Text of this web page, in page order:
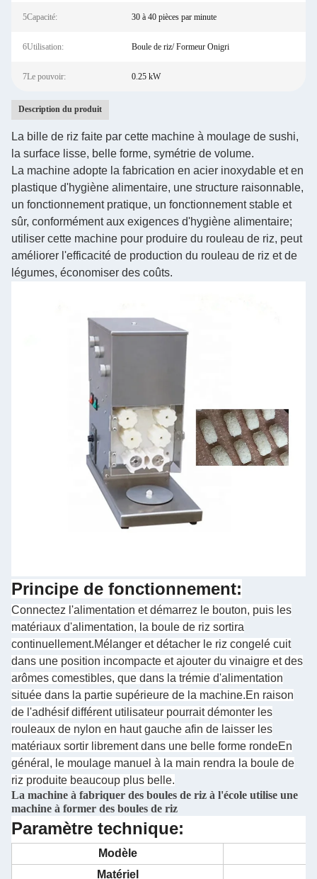
5Capacité: 30 à 40 pièces par minute
6Utilisation: Boule de riz/ Formeur Onigri
7Le pouvoir: 0.25 kW
Description du produit
La bille de riz faite par cette machine à moulage de sushi,
la surface lisse, belle forme, symétrie de volume.
La machine adopte la fabrication en acier inoxydable et en
plastique d'hygiène alimentaire, une structure raisonnable,
un fonctionnement pratique, un fonctionnement stable et
sûr, conformément aux exigences d'hygiène alimentaire;
utiliser cette machine pour produire du rouleau de riz, peut
améliorer l'efficacité de production du rouleau de riz et de
légumes, économiser des coûts.
Principe de fonctionnement:
Connectez l'alimentation et démarrez le bouton, puis les
matériaux d'alimentation, la boule de riz sortira
continuellement.Mélanger et détacher le riz congelé cuit
dans une position incompacte et ajouter du vinaigre et des
arômes comestibles, que dans la trémie d'alimentation
située dans la partie supérieure de la machine.En raison
de l'adhésif différent utilisateur pourrait démonter les
rouleaux de nylon en haut gauche afin de laisser les
matériaux sortir librement dans une belle forme rondeEn
général, le moulage manuel à la main rendra la boule de
riz produite beaucoup plus belle.
La machine à fabriquer des boules de riz à l'école utilise une
machine à former des boules de riz
Paramètre technique:
Modèle
Matériel